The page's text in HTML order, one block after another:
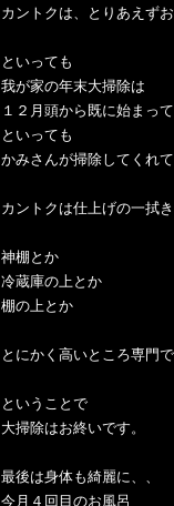
カントクは、とりあえずお
といっても
我が家の年末大掃除は
１２月頭から既に始まっ
といっても
かみさんが掃除してくれ
カントクは仕上げの一拭
神棚とか
冷蔵庫の上とか
棚の上とか
とにかく高いところ専門
ということで
大掃除はお終いです。
最後は身体も綺麗に、、
今月４回目のお風呂